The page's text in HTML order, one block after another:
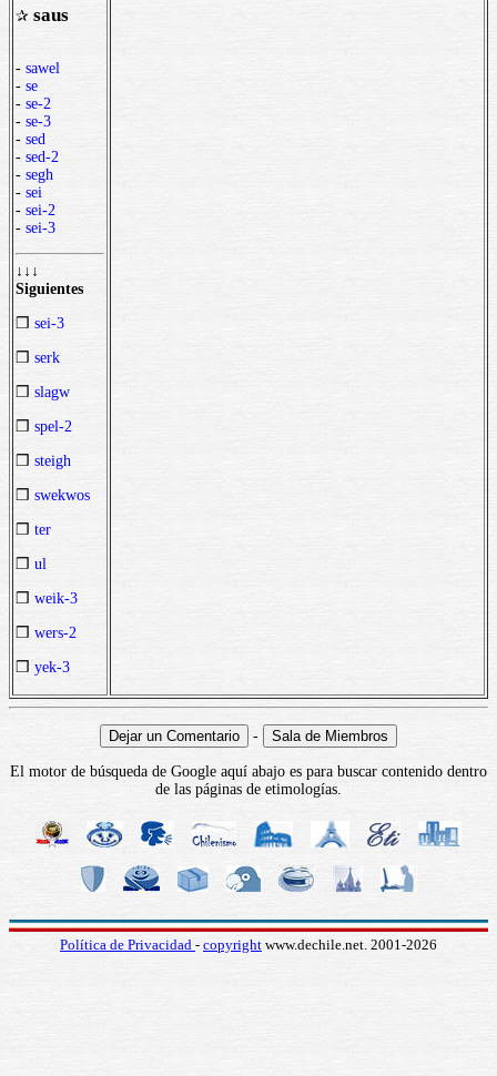
✰ saus
- sawel
- se
- se-2
- se-3
- sed
- sed-2
- segh
- sei
- sei-2
- sei-3
↓↓↓
Siguientes
❒ sei-3
❒ serk
❒ slagw
❒ spel-2
❒ steigh
❒ swekwos
❒ ter
❒ ul
❒ weik-3
❒ wers-2
❒ yek-3
-
El motor de búsqueda de Google aquí abajo es para buscar contenido dentro
de las páginas de etimologías.
Política de Privacidad - copyright www.dechile.net. 2001-2026